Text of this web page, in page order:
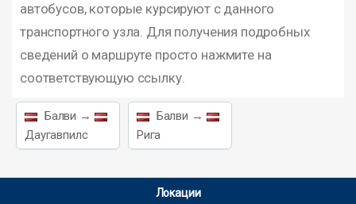
автобусов, которые курсируют с данного
транспортного узла. Для получения подробных
сведений о маршруте просто нажмите на
соответствующую ссылку.
Балви →
Даугавпилс
Балви →
Рига
Локации